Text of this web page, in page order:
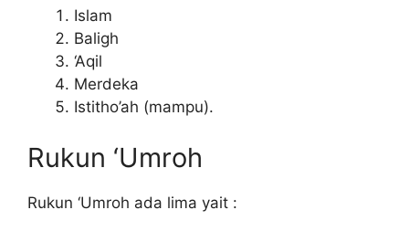
Islam
Baligh
‘Aqil
Merdeka
Istitho’ah (mampu).
Rukun ‘Umroh
Rukun ‘Umroh ada lima yait :